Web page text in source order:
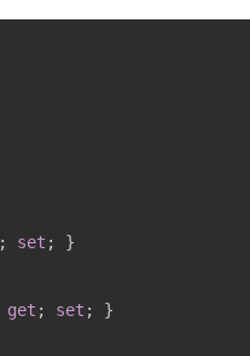
; set
get ; set